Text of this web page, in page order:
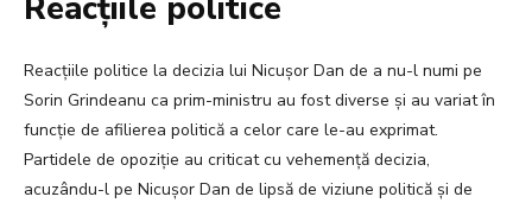
Reacțiile politice
Reacțiile politice la decizia lui Nicușor Dan de a nu-l numi pe
Sorin Grindeanu ca prim-ministru au fost diverse și au variat în
funcție de afilierea politică a celor care le-au exprimat.
Partidele de opoziție au criticat cu vehemență decizia,
acuzându-l pe Nicușor Dan de lipsă de viziune politică și de